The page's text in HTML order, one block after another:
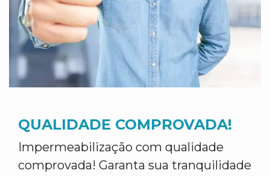
QUALIDADE COMPROVADA!
Impermeabilização com qualidade
comprovada! Garanta sua tranquilidade